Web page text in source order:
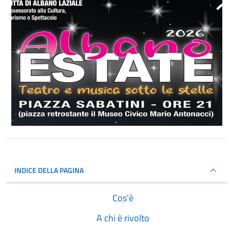
INDICE DELLA PAGINA
Cos'è
A chi è rivolto